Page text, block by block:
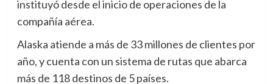
instituyó desde el inicio de operaciones de la
compañía aérea.
Alaska atiende a más de 33 millones de clientes por
año, y cuenta con un sistema de rutas que abarca
más de 118 destinos de 5 países.